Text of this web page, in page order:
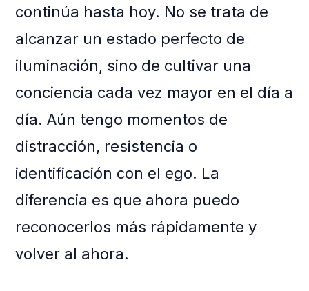
continúa hasta hoy. No se trata de
alcanzar un estado perfecto de
iluminación, sino de cultivar una
conciencia cada vez mayor en el día a
día. Aún tengo momentos de
distracción, resistencia o
identificación con el ego. La
diferencia es que ahora puedo
reconocerlos más rápidamente y
volver al ahora.